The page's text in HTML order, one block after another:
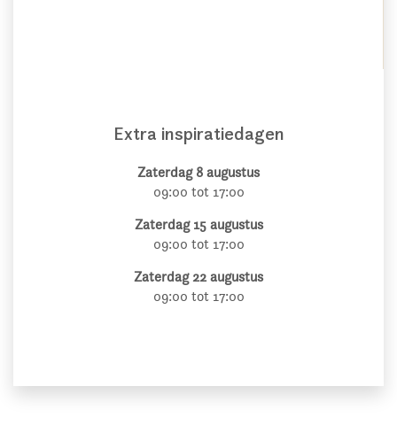
Extra inspiratiedagen
Zaterdag 8 augustus
09:00 tot 17:00
Zaterdag 15 augustus
09:00 tot 17:00
Zaterdag 22 augustus
09:00 tot 17:00